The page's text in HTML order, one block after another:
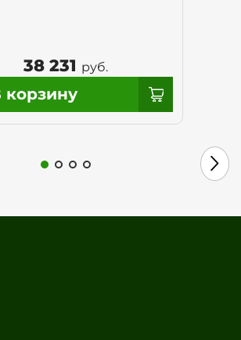
38 231 руб.